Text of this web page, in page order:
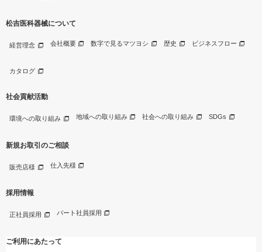
松吉医科器械について
経営理念 会社概要 数字で見るマツヨシ 歴史 ビジネスフロー
カタログ
社会貢献活動
環境への取り組み 地域への取り組み 社会への取り組み SDGs
新規お取引のご相談
販売店様 仕入先様
採用情報
正社員採用 パート社員採用
ご利用にあたって